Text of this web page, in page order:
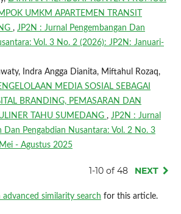
UMKM APARTEMEN TRANSIT
, JP2N : Jurnal Pengembangan Dan
Vol. 3 No. 2 (2026): JP2N: Januari-
Indra Angga Dianita, Miftahul Rozaq,
MEDIA SOSIAL SEBAGAI
BRANDING, PEMASARAN DAN
TAHU SUMEDANG , JP2N : Jurnal
Dan Pengabdian Nusantara: Vol. 2 No. 3
- Agustus 2025
1-10 of 48 NEXT
advanced similarity search for this article.